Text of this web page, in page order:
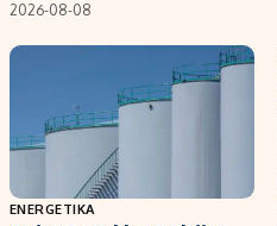
2026-08-08
ENERGETIKA